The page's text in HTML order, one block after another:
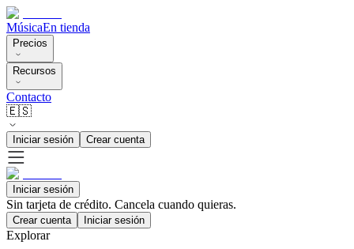
MúsicaEn tienda
Precios
Recursos
Contacto
🇪🇸
Iniciar sesión Crear cuenta
Iniciar sesión
Sin tarjeta de crédito. Cancela cuando quieras.
Crear cuenta Iniciar sesión
Explorar